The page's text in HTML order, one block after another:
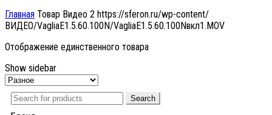
Главная Товар Видео 2 https://sferon.ru/wp-content/
ВИДЕО/VagliaE1.5.60.100N/VagliaE1.5.60.100Nвкл1.MOV
Отображение единственного товара
Show sidebar
Search